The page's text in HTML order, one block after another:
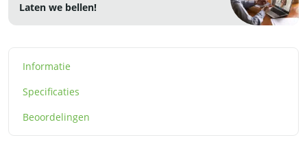
Laten we bellen!
Informatie
Specificaties
Beoordelingen